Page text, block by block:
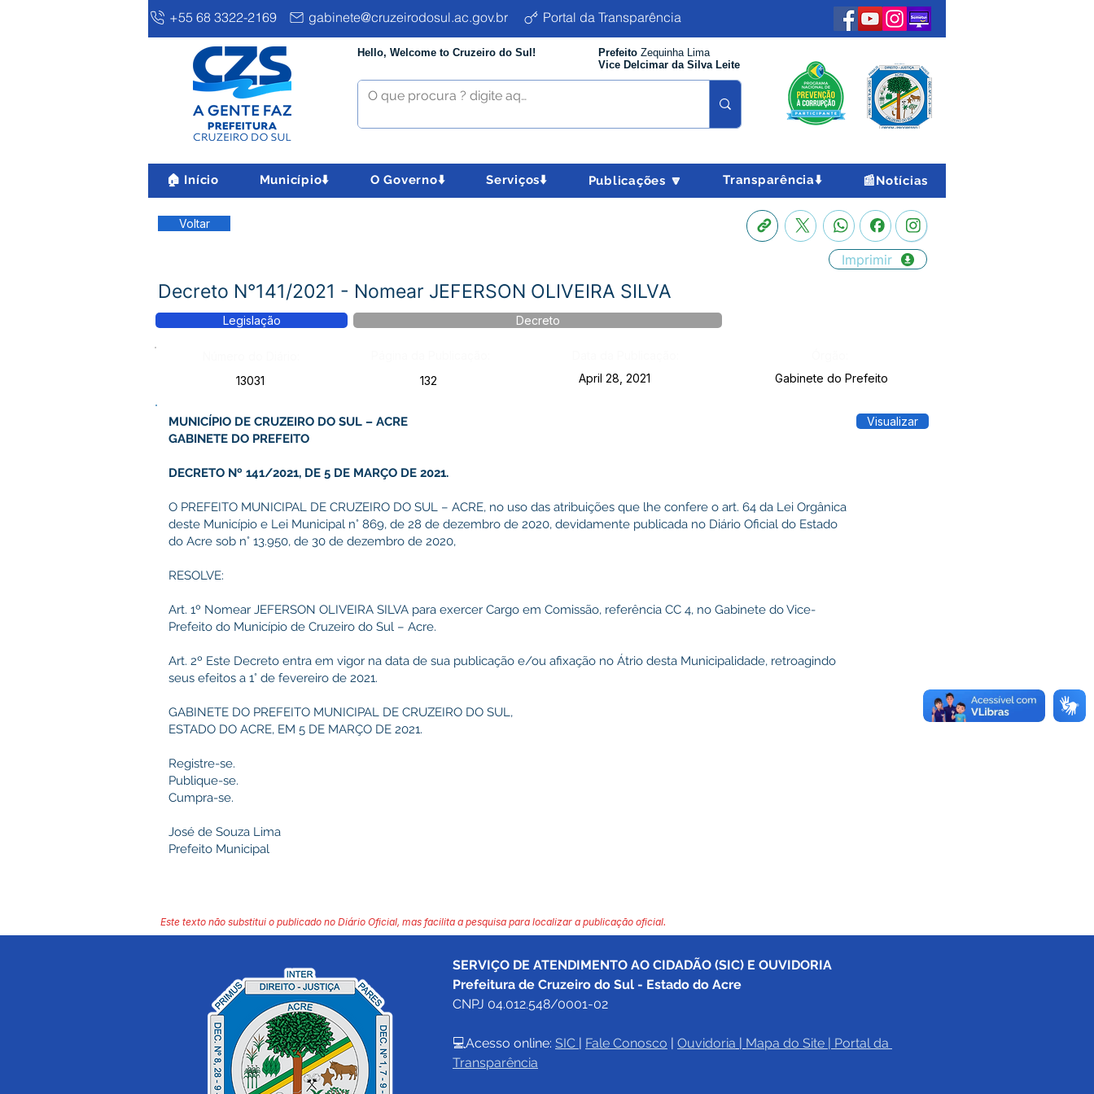
+55 68 3322-2169 gabinete@cruzeirodosul.ac.gov.br Portal da Transparência
Hello, Welcome to Cruzeiro do Sul! Prefeito Zequinha Lima
Vice Delcimar da Silva Leite
🏠 Início Município⬇️ O Governo⬇️ Serviços⬇️ Publicações 🔽 Transparência⬇️ 📰Notícias
Voltar
Imprimir
Decreto N°141/2021 - Nomear JEFERSON OLIVEIRA SILVA
Legislação Decreto
13031
132 April 28, 2021 Gabinete do Prefeito
MUNICÍPIO DE CRUZEIRO DO SUL – ACRE
GABINETE DO PREFEITO
DECRETO Nº 141/2021, DE 5 DE MARÇO DE 2021.
O PREFEITO MUNICIPAL DE CRUZEIRO DO SUL – ACRE, no uso das atribuições que lhe confere o art. 64 da Lei Orgânica
deste Município e Lei Municipal n° 869, de 28 de dezembro de 2020, devidamente publicada no Diário Oficial do Estado
do Acre sob n° 13.950, de 30 de dezembro de 2020,
RESOLVE:
Art. 1º Nomear JEFERSON OLIVEIRA SILVA para exercer Cargo em Comissão, referência CC 4, no Gabinete do Vice-
Prefeito do Município de Cruzeiro do Sul – Acre.
Art. 2º Este Decreto entra em vigor na data de sua publicação e/ou afixação no Átrio desta Municipalidade, retroagindo
seus efeitos a 1° de fevereiro de 2021.
GABINETE DO PREFEITO MUNICIPAL DE CRUZEIRO DO SUL,
ESTADO DO ACRE, EM 5 DE MARÇO DE 2021.
Registre-se.
Publique-se.
Cumpra-se.
José de Souza Lima
Prefeito Municipal
Visualizar
Este texto não substitui o publicado no Diário Oficial, mas facilita a pesquisa para localizar a publicação oficial.
SERVIÇO DE ATENDIMENTO AO CIDADÃO (SIC) E OUVIDORIA
Prefeitura de Cruzeiro do Sul - Estado do Acre
CNPJ 04.012.548/0001-02
💻Acesso online: SIC | Fale Conosco | Ouvidoria | Mapa do Site | Portal da
Transparência